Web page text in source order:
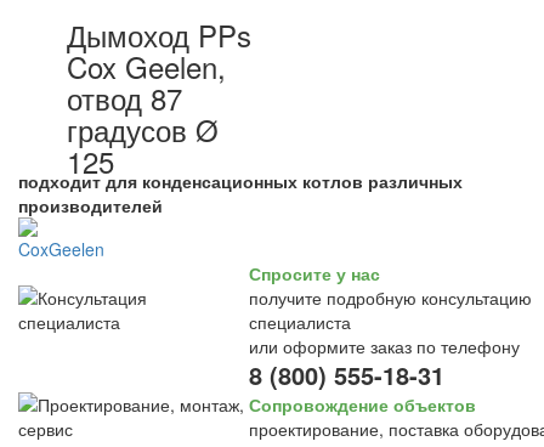
Дымоход PPs
Cox Geelen,
отвод 87
градусов Ø
125
подходит для конденсационных котлов различных
производителей
Спросите у нас
получите подробную консультацию
специалиста
или оформите заказ по телефону
8 (800) 555-18-31
Сопровождение объектов
проектирование, поставка